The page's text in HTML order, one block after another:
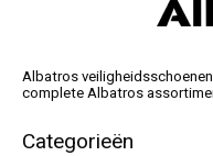
Albatros
complete Albatros
Categorieën